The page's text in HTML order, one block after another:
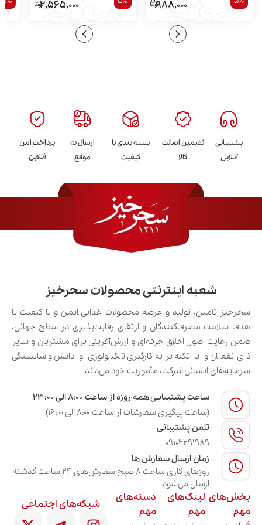
988,000
2,565,000
پشتیبانی
آنلاین
تضمین اصالت
کالا
بسته بندی با
کیفیت
ارسال به
موقع
پرداخت امن
آنلاین
شعبه اینترنتی محصولات سحرخیز
سحرخیز تأمین، تولید و عرضه محصولات غذایی ایمن و با کیفیت با
هدف سلامت مصرف‌کنندگان و ارتقای رقابت‌پذیری در سطح جهانی،
ضمن رعایت اصول اخلاق حرفه‌ای و ارزش‌آفرینی برای مشتریان و سایر
ذی‌نفعان و با تکیه بر به‌کارگیری تکنولوژی و دانش و شایستگی
سرمایه‌های انسانی شرکت، مأموریت خود می‌داند.
ساعت پشتیبانـی همه روزه از ساعت ۸:۰۰ الی ۲۳:۰۰
(ساعت پیگیری سفارشات از ساعت ۸:۰۰ الی ۱۶:۰۰)
تلفن پشتیبانی
09102291989
زمان ارسال سفارش ها
روزهای کاری ساعت ۸ صبح سفارش‌های ۲۴ ساعت گذشته
ارسال می‌شود
بخش‌های
مهم
لینک‌های
مهم
دسته‌های
مهم
شبکه‌های اجتماعی